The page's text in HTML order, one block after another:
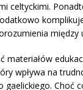
celtyckimi.
między
materiałów
wpływa na
gaelickiego. Choć